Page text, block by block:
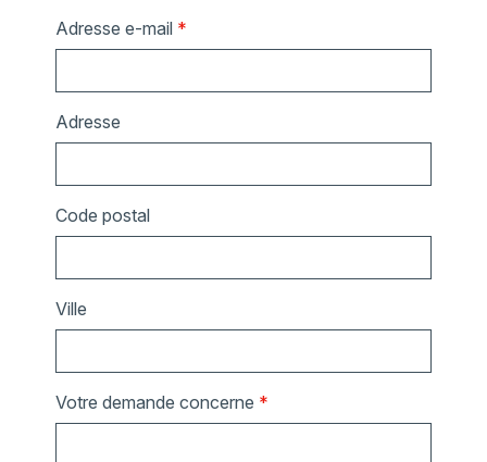
Adresse e-mail *
Adresse
Code postal
Ville
Votre demande concerne *